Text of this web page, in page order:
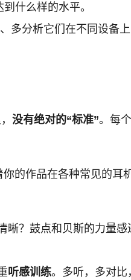
什么样的水平。
多分析它们在不同设备
没有绝对的“标准”。每
的作品在各种常见的
？鼓点和贝斯的力量
听感训练。多听，多对比